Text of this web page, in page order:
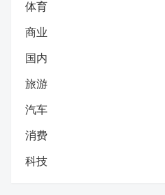
体育
商业
国内
旅游
汽车
消费
科技